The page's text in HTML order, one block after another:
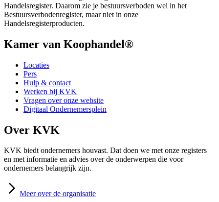
Handelsregister. Daarom zie je bestuursverboden wel in het
Bestuursverbodenregister, maar niet in onze
Handelsregisterproducten.
Kamer van Koophandel®
Locaties
Pers
Hulp & contact
Werken bij KVK
Vragen over onze website
Digitaal Ondernemersplein
Over KVK
KVK biedt ondernemers houvast. Dat doen we met onze registers
en met informatie en advies over de onderwerpen die voor
ondernemers belangrijk zijn.
Meer over de organisatie